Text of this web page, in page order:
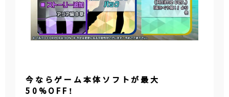
今ならゲーム本体ソフトが最大
50%OFF！